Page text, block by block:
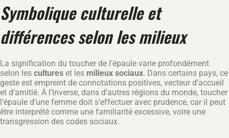
Symbolique culturelle et
différences selon les milieux
La signification du toucher de l’épaule varie profondément
selon les cultures et les milieux sociaux. Dans certains pays, ce
geste est empreint de connotations positives, vecteur d’accueil
et d’amitié. À l’inverse, dans d’autres régions du monde, toucher
l’épaule d’une femme doit s’effectuer avec prudence, car il peut
être interprété comme une familiarité excessive, voire une
transgression des codes sociaux.